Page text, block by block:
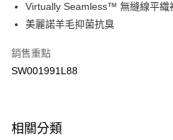
Virtually Seamless™ 無縫線平織
美麗諾羊毛抑菌抗臭
銷售重點
SW001991L88
相關分類